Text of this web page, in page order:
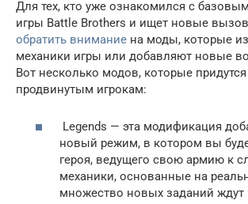
Для тех, кто уже ознакомился с
игры Battle Brothers и ищет новые
обратить внимание на моды, которые
механики игры или добавляют новые
Вот несколько модов, которые
продвинутым игрокам:
Legends — эта модификация
новый режим, в котором вы
героя, ведущего свою армию к
механики, основанные на
множество новых заданий ждут